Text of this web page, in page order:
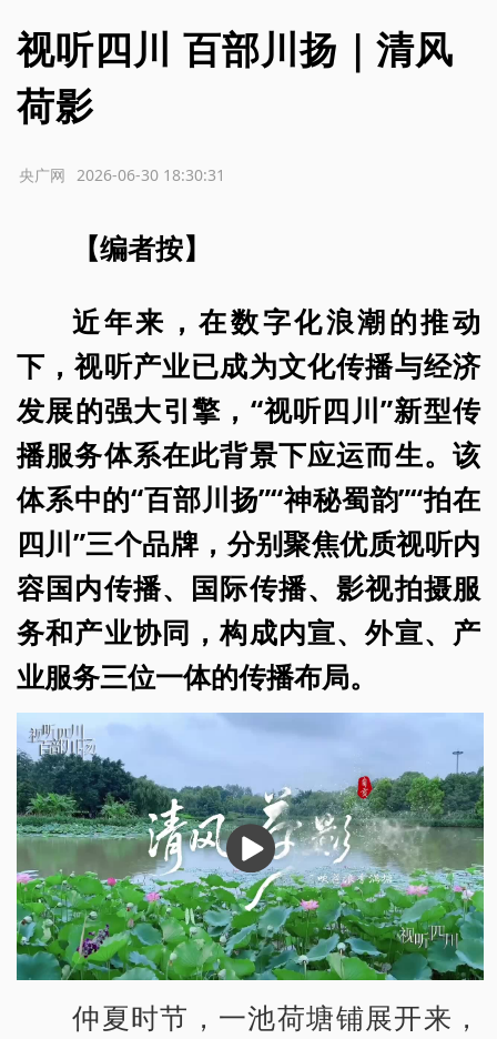
视听四川 百部川扬｜清风
荷影
2026-06-30 18:30:31
央广网
【编者按】
近年来，在数字化浪潮的推动
下，视听产业已成为文化传播与经济
发展的强大引擎，“视听四川”新型传
播服务体系在此背景下应运而生。该
体系中的“百部川扬”“神秘蜀韵”“拍在
四川”三个品牌，分别聚焦优质视听内
容国内传播、国际传播、影视拍摄服
务和产业协同，构成内宣、外宣、产
业服务三位一体的传播布局。
播
放
仲夏时节，一池荷塘铺展开来，